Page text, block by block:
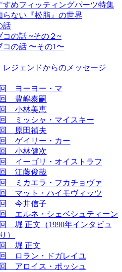
すめフィッティングパーツ特集
らない『松脂』の世界
話
コの話 ~その２~
コの話 〜その1〜
レジェンドからのメッセージ
ヨーヨー・マ
豊嶋泰嗣
小林美恵
ミッシャ・マイスキー
原田禎夫
ゲイリー・カー
小林健次
イーゴリ・オイストラフ
江藤俊哉
ミカエラ・フカチョヴァ
マット・ハイモヴィッツ
今井信子
エルネ・シェベシュティーン
堀 正文（1990年インタビュ
）
堀 正文
ロラン・ドガレイユ
アロイス・ポッシュ